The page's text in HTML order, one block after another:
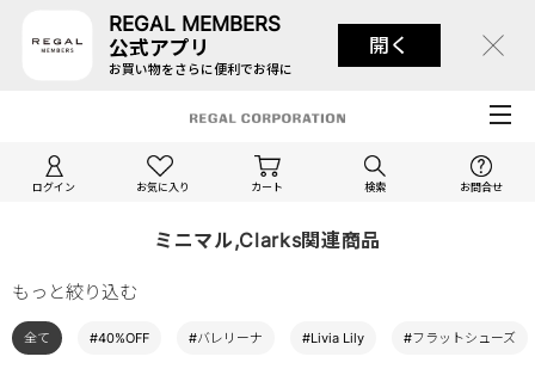
REGAL MEMBERS
公式アプリ
お買い物をさらに便利でお得に
開く
ログイン お気に入り カート 検索 お問合せ
ミニマル,Clarks関連商品
もっと絞り込む
全て #40%OFF #バレリーナ #Livia Lily #フラットシューズ